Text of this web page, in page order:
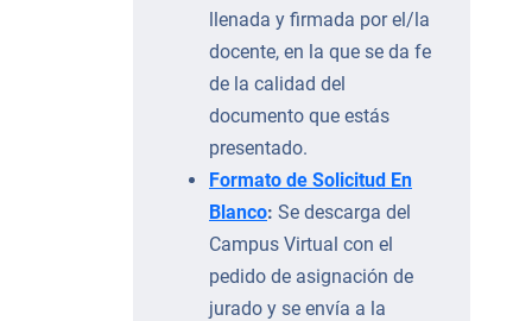
llenada y firmada por el/la
docente, en la que se da fe
de la calidad del
documento que estás
presentado.
Formato de Solicitud En
Blanco: Se descarga del
Campus Virtual con el
pedido de asignación de
jurado y se envía a la